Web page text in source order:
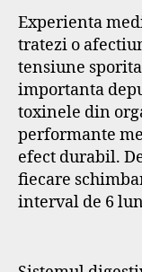
Experienta
tratezi o
tensiune
importanta
toxinele din
performante
efect durabil.
fiecare
interval de 6